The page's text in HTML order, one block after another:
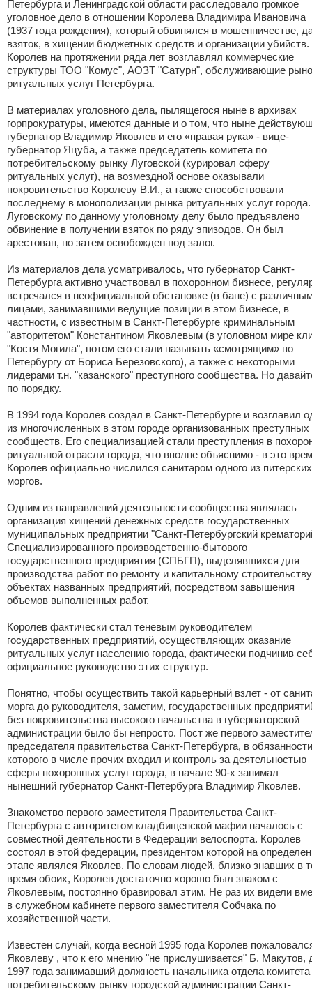
Петербурга и Ленинградской области расследовало громкое
уголовное дело в отношении Королева Владимира Ивановича
(1937 года рождения), который обвинялся в мошенничестве,
взяток, в хищении бюджетных средств и организации убийств.
Королев на протяжении ряда лет возглавлял коммерческие
структуры ТОО "Комус", АОЗТ "Сатурн", обслуживающие
ритуальных услуг Петербурга.
В материалах уголовного дела, пылящегося ныне в архивах
горпрокуратуры, имеются данные и о том, что ныне
губернатор Владимир Яковлев и его «правая рука» - вице-
губернатор Яцуба, а также председатель комитета по
потребительскому рынку Луговской (курировал сферу
ритуальных услуг), на возмездной основе оказывали
покровительство Королеву В.И., а также способствовали
последнему в монополизации рынка ритуальных услуг города.
Луговскому по данному уголовному делу было предъявлено
обвинение в получении взяток по ряду эпизодов. Он был
арестован, но затем освобожден под залог.
Из материалов дела усматривалось, что губернатор Санкт-
Петербурга активно участвовал в похоронном бизнесе,
встречался в неофициальной обстановке (в бане) с
лицами, занимавшими ведущие позиции в этом бизнесе, в
частности, с известным в Санкт-Петербурге криминальным
"авторитетом" Константином Яковлевым (в уголовном мире
"Костя Могила", потом его стали называть «смотрящим» по
Петербургу от Бориса Березовского), а также с некоторыми
лидерами т.н. "казанского" преступного сообщества. Но
по порядку.
В 1994 года Королев создал в Санкт-Петербурге и возглавил
из многочисленных в этом городе организованных преступных
сообществ. Его специализацией стали преступления в
ритуальной отрасли города, что вполне объяснимо - в это
Королев официально числился санитаром одного из питерских
моргов.
Одним из направлений деятельности сообщества являлась
организация хищений денежных средств государственных
муниципальных предприятии "Санкт-Петербургский
Специализированного производственно-бытового
государственного предприятия (СПБГП), выделявшихся для
производства работ по ремонту и капитальному
объектах названных предприятий, посредством завышения
объемов выполненных работ.
Королев фактически стал теневым руководителем
государственных предприятий, осуществляющих оказание
ритуальных услуг населению города, фактически подчинив
официальное руководство этих структур.
Понятно, чтобы осуществить такой карьерный взлет - от
морга до руководителя, заметим, государственных
без покровительства высокого начальства в губернаторской
администрации было бы непросто. Пост же первого
председателя правительства Санкт-Петербурга, в обязанности
которого в числе прочих входил и контроль за деятельностью
сферы похоронных услуг города, в начале 90-х занимал
нынешний губернатор Санкт-Петербурга Владимир Яковлев.
Знакомство первого заместителя Правительства Санкт-
Петербурга с авторитетом кладбищенской мафии началось с
совместной деятельности в Федерации велоспорта. Королев
состоял в этой федерации, президентом которой на
этапе являлся Яковлев. По словам людей, близко знавших в
время обоих, Королев достаточно хорошо был знаком с
Яковлевым, постоянно бравировал этим. Не раз их видели
в служебном кабинете первого заместителя Собчака по
хозяйственной части.
Известен случай, когда весной 1995 года Королев
Яковлеву , что к его мнению "не прислушивается" Б. Макутов,
1997 года занимавший должность начальника отдела комитета
потребительскому рынку городской администрации Санкт-